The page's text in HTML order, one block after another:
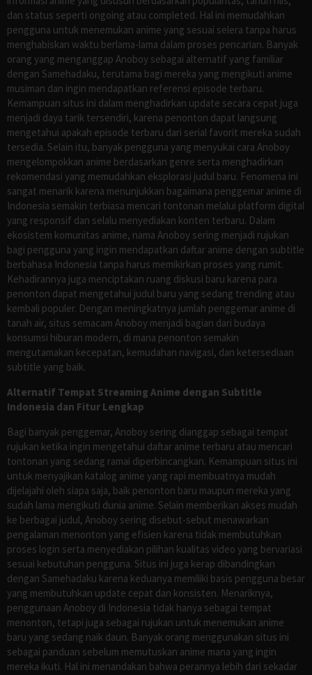
dan status seperti ongoing atau completed. Hal ini memudahkan
pengguna untuk menemukan anime yang sesuai selera tanpa harus
menghabiskan waktu berlama-lama dalam proses pencarian. Banyak
orang yang menganggap Anoboy sebagai alternatif yang familiar
dengan Samehadaku, terutama bagi mereka yang mengikuti anime
musiman dan ingin mendapatkan referensi episode terbaru.
Kemampuan situs ini dalam menghadirkan update secara cepat juga
menjadi daya tarik tersendiri, karena penonton dapat langsung
mengetahui apakah episode terbaru dari serial favorit mereka sudah
tersedia. Selain itu, banyak pengguna yang menyukai cara Anoboy
mengelompokkan anime berdasarkan genre serta menghadirkan
rekomendasi yang memudahkan eksplorasi judul baru. Fenomena ini
sangat menarik karena menunjukkan bagaimana penggemar anime di
Indonesia semakin terbiasa mencari tontonan melalui platform digital
yang responsif dan selalu menyediakan konten terbaru. Dalam
ekosistem komunitas anime, nama Anoboy sering menjadi rujukan
bagi pengguna yang ingin mendapatkan daftar anime dengan subtitle
berbahasa Indonesia tanpa harus memikirkan proses yang rumit.
Kehadirannya juga menciptakan ruang diskusi baru karena para
penonton dapat mengetahui judul baru yang sedang trending atau
kembali populer. Dengan meningkatnya jumlah penggemar anime di
tanah air, situs semacam Anoboy menjadi bagian dari budaya
konsumsi hiburan modern, di mana penonton semakin
mengutamakan kecepatan, kemudahan navigasi, dan ketersediaan
subtitle yang baik.
Alternatif Tempat Streaming Anime dengan Subtitle
Indonesia dan Fitur Lengkap
Bagi banyak penggemar, Anoboy sering dianggap sebagai tempat
rujukan ketika ingin mengetahui daftar anime terbaru atau mencari
tontonan yang sedang ramai diperbincangkan. Kemampuan situs ini
untuk menyajikan katalog anime yang rapi membuatnya mudah
dijelajahi oleh siapa saja, baik penonton baru maupun mereka yang
sudah lama mengikuti dunia anime. Selain memberikan akses mudah
ke berbagai judul, Anoboy sering disebut-sebut menawarkan
pengalaman menonton yang efisien karena tidak membutuhkan
proses login serta menyediakan pilihan kualitas video yang bervariasi
sesuai kebutuhan pengguna. Situs ini juga kerap dibandingkan
dengan Samehadaku karena keduanya memiliki basis pengguna besar
yang membutuhkan update cepat dan konsisten. Menariknya,
penggunaan Anoboy di Indonesia tidak hanya sebagai tempat
menonton, tetapi juga sebagai rujukan untuk menemukan anime
baru yang sedang naik daun. Banyak orang menggunakan situs ini
sebagai panduan sebelum memutuskan anime mana yang ingin
mereka ikuti. Hal ini menandakan bahwa perannya lebih dari sekadar